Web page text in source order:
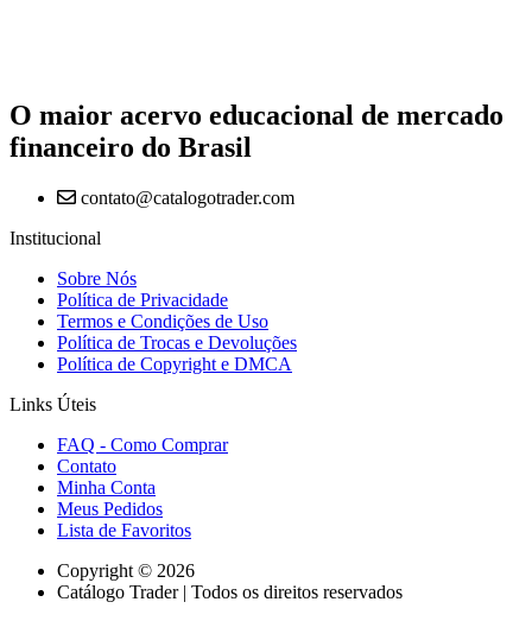
O maior acervo educacional de mercado
financeiro do Brasil
contato@catalogotrader.com
Institucional
Sobre Nós
Política de Privacidade
Termos e Condições de Uso
Política de Trocas e Devoluções
Política de Copyright e DMCA
Links Úteis
FAQ - Como Comprar
Contato
Minha Conta
Meus Pedidos
Lista de Favoritos
Copyright © 2026
Catálogo Trader | Todos os direitos reservados